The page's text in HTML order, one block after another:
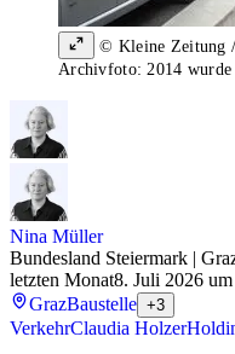
© Kleine Zeitung /
Archivfoto: 2014 wurde
Nina Müller
Bundesland Steiermark |
letzten Monat8. Juli 2026
GrazBaustelle +3
VerkehrClaudia Holzer